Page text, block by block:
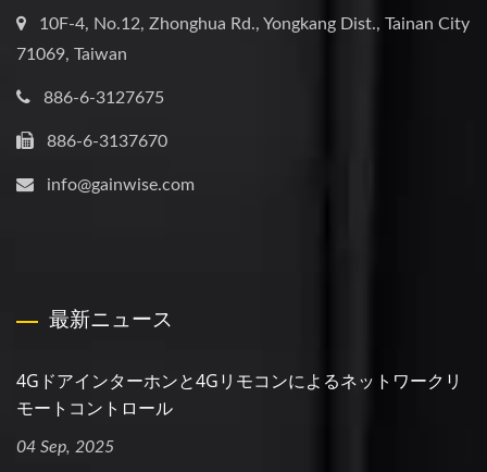
10F-4, No.12, Zhonghua Rd., Yongkang Dist., Tainan City
71069, Taiwan
886-6-3127675
886-6-3137670
info@gainwise.com
最新ニュース
4Gドアインターホンと4Gリモコンによるネットワークリ
モートコントロール
04 Sep, 2025